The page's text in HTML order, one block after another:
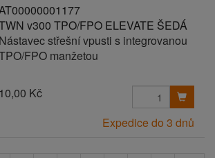
v300 TPO/FPO ELEVATE ŠEDÁ
Nástavec střešní vpusti s integrovanou
FPO manžetou
Kč
Expedice do 3 dnů